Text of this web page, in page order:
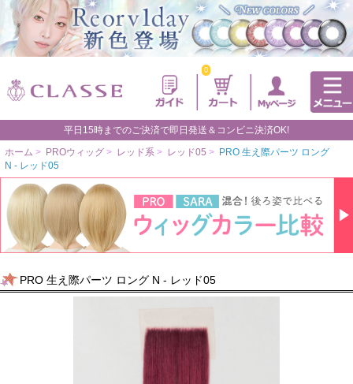
0
平日15時までのご決済で即日発送＆コンビニ決済OK!
ホーム > PROウィッグ > レッド系 > レッド05 > PRO 生え際パーツ ロング
N - レッド05
PRO 生え際パーツ ロング N - レッド05